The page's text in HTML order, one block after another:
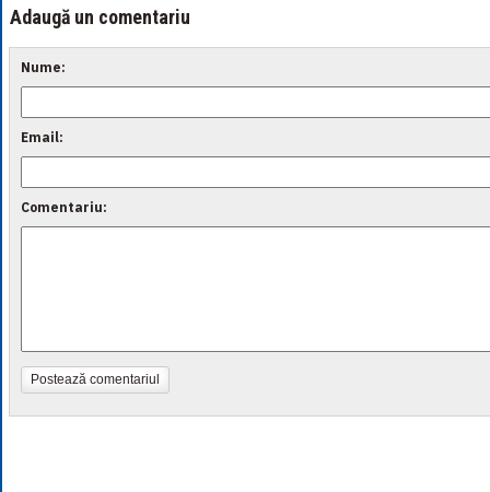
Adaugă un comentariu
Nume:
Email:
Comentariu:
Postează comentariul